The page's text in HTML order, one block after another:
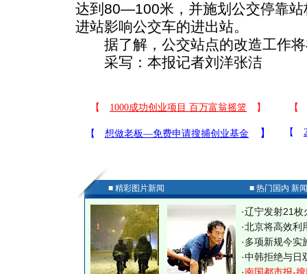
达到80—100米，并施划公交停靠
进站影响公交车的进出站。
据了解，公交站点的改造工作将
采写：本报记者刘洋张洁
■ 精彩图片新闻 ■ 热门国内 新
·辽宁发射21枚
·北京将高效利
·多项新规今实
·中韩拒绝与日